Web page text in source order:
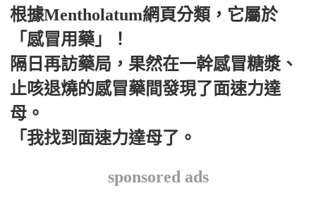
根據Mentholatum網頁分類，它屬於
「感冒用藥」！
隔日再訪藥局，果然在一幹感冒糖漿、
止咳退燒的感冒藥間發現了面速力達
母。
「我找到面速力達母了。
sponsored ads